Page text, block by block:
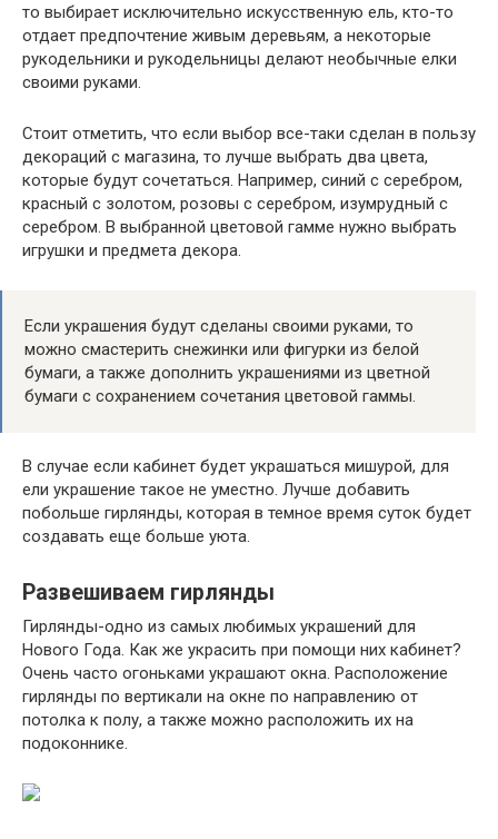
то выбирает исключительно искусственную ель, кто-то
отдает предпочтение живым деревьям, а некоторые
рукодельники и рукодельницы делают необычные елки
своими руками.
Стоит отметить, что если выбор все-таки сделан в пользу
декораций с магазина, то лучше выбрать два цвета,
которые будут сочетаться. Например, синий с серебром,
красный с золотом, розовы с серебром, изумрудный с
серебром. В выбранной цветовой гамме нужно выбрать
игрушки и предмета декора.
Если украшения будут сделаны своими руками, то
можно смастерить снежинки или фигурки из белой
бумаги, а также дополнить украшениями из цветной
бумаги с сохранением сочетания цветовой гаммы.
В случае если кабинет будет украшаться мишурой, для
ели украшение такое не уместно. Лучше добавить
побольше гирлянды, которая в темное время суток будет
создавать еще больше уюта.
Развешиваем гирлянды
Гирлянды-одно из самых любимых украшений для
Нового Года. Как же украсить при помощи них кабинет?
Очень часто огоньками украшают окна. Расположение
гирлянды по вертикали на окне по направлению от
потолка к полу, а также можно расположить их на
подоконнике.